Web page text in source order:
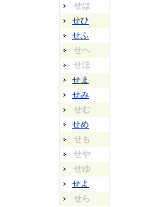
せは
せひ
せふ
せへ
せほ
せま
せみ
せむ
せめ
せも
せや
せゆ
せよ
せら